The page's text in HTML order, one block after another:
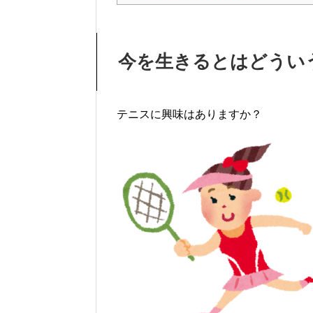
今を生きるとはどうい
テニスに興味はありますか？